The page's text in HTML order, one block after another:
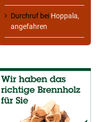
Durchruf bei Hoppala,
angefahren